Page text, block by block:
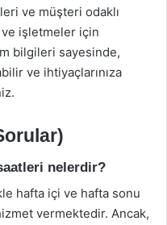
ve müşteri odaklı
ve işletmeler için
bilgileri sayesinde,
ve ihtiyaçlarınıza
nelerdir?
hafta içi ve hafta sonu
vermektedir. Ancak,